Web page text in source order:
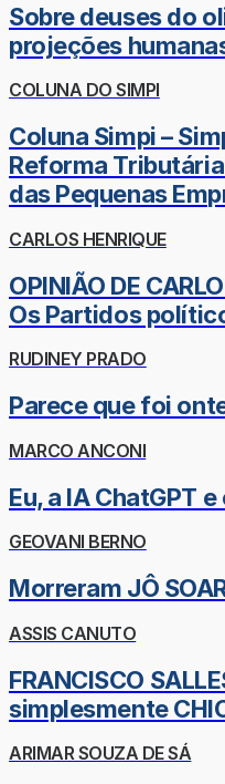
Sobre deuses do
projeções
COLUNA DO SIMPI
Coluna Simpi –
Reforma
das Pequenas
CARLOS HENRIQUE
OPINIÃO DE
Os Partidos
RUDINEY PRADO
Parece que foi
MARCO ANCONI
Eu, a IA ChatGPT
GEOVANI BERNO
Morreram JÔ
ASSIS CANUTO
FRANCISCO
simplesmente
ARIMAR SOUZA DE SÁ